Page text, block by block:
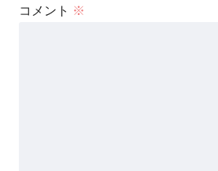
コメント ※